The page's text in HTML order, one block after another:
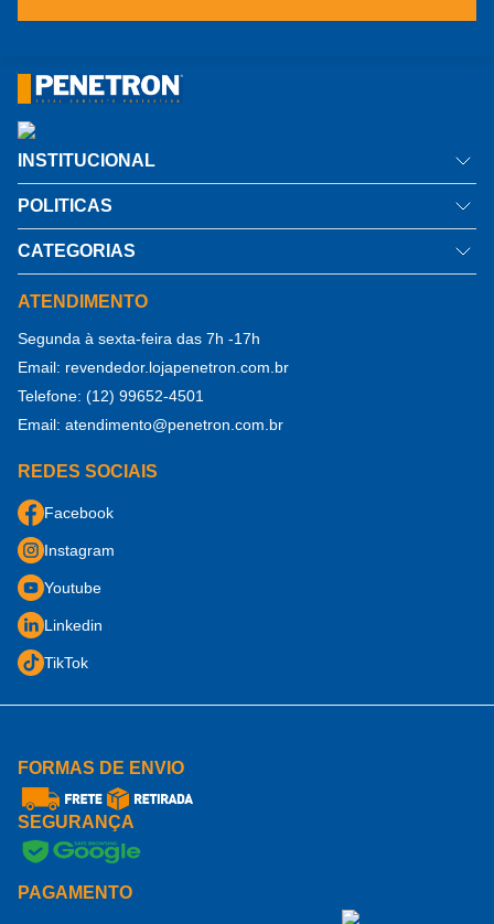
INSTITUCIONAL
Quem somos
Informações Técnicas
Notícias
Fale Conosco
Seja revendedor
POLITICAS
Política de privacidade
Termos de Uso
Formas de Pagamento
Segurança
CATEGORIAS
Impermeabilizante por Cristalização
Aditivo para Concreto
Tratamento de Juntas de Concreto
Acessórios
ATENDIMENTO
Segunda à sexta-feira das 7h -17h
Email: revendedor.lojapenetron.com.br
Telefone: (12) 99652-4501
Email: atendimento@penetron.com.br
REDES SOCIAIS
Facebook
Instagram
Youtube
Linkedin
TikTok
PAGAMENTO
FORMAS DE ENVIO
SEGURANÇA